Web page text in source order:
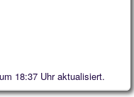
18:37 Uhr aktualisiert.